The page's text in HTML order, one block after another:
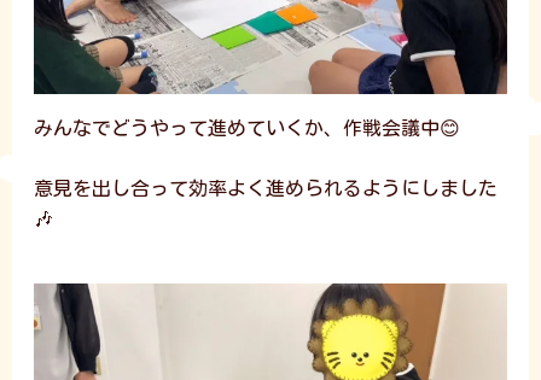
みんなでどうやって進めていくか、作戦会議中😊
意見を出し合って効率よく進められるようにしました
🎶